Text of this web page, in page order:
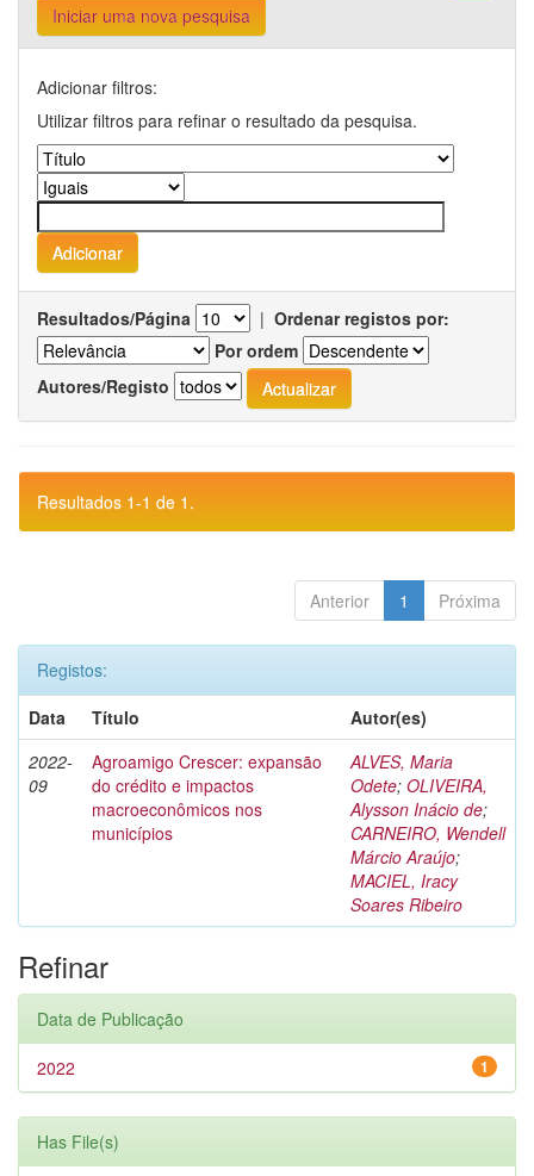
Iniciar uma nova pesquisa
Adicionar filtros:
Utilizar filtros para refinar o resultado da pesquisa.
Resultados/Página | Ordenar registos por:
Por ordem
Autores/Registo
Resultados 1-1 de 1.
Anterior 1 Próxima
Registos:
Data
Título
Autor(es)
2022-
09
Agroamigo Crescer: expansão
do crédito e impactos
macroeconômicos nos
municípios
ALVES, Maria
Odete; OLIVEIRA,
Alysson Inácio de;
CARNEIRO, Wendell
Márcio Araújo;
MACIEL, Iracy
Soares Ribeiro
Refinar
Data de Publicação
1
2022
Has File(s)